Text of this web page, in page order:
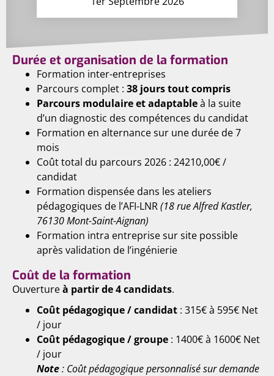
Durée et organisation de la formation
Formation inter-entreprises
Parcours complet : 38 jours tout compris
Parcours modulaire et adaptableà la suite
d’un diagnostic des compétences du candidat
Formation en alternance sur une durée de 7
mois
Coût total du parcours 2026 : 24210,00€ /
candidat
Formation dispensée dans les ateliers
pédagogiques de l’AFI-LNR(18 rue Alfred Kastler,
76130 Mont-Saint-Aignan)
Formation intra entreprise sur site possible
après validation de l’ingénierie
Coût de la formation
Ouvertureà partir de 4 candidats.
Coût pédagogique / candidat : 315€ à 595€ Net
/ jour
Coût pédagogique / groupe : 1400€ à 1600€ Net
/ jour
Note: Coût pédagogique personnalisé sur demande